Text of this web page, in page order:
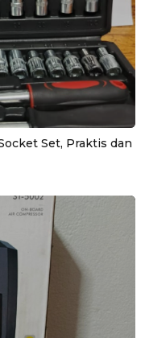
Set, Praktis dan